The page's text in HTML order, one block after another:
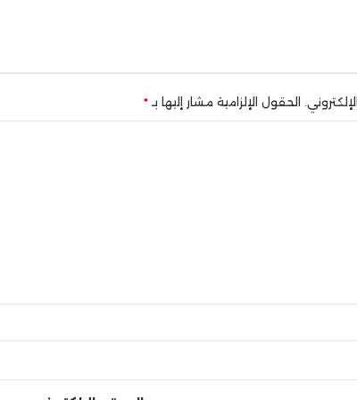
الحقول الإلزامية مشار إليها بـ *